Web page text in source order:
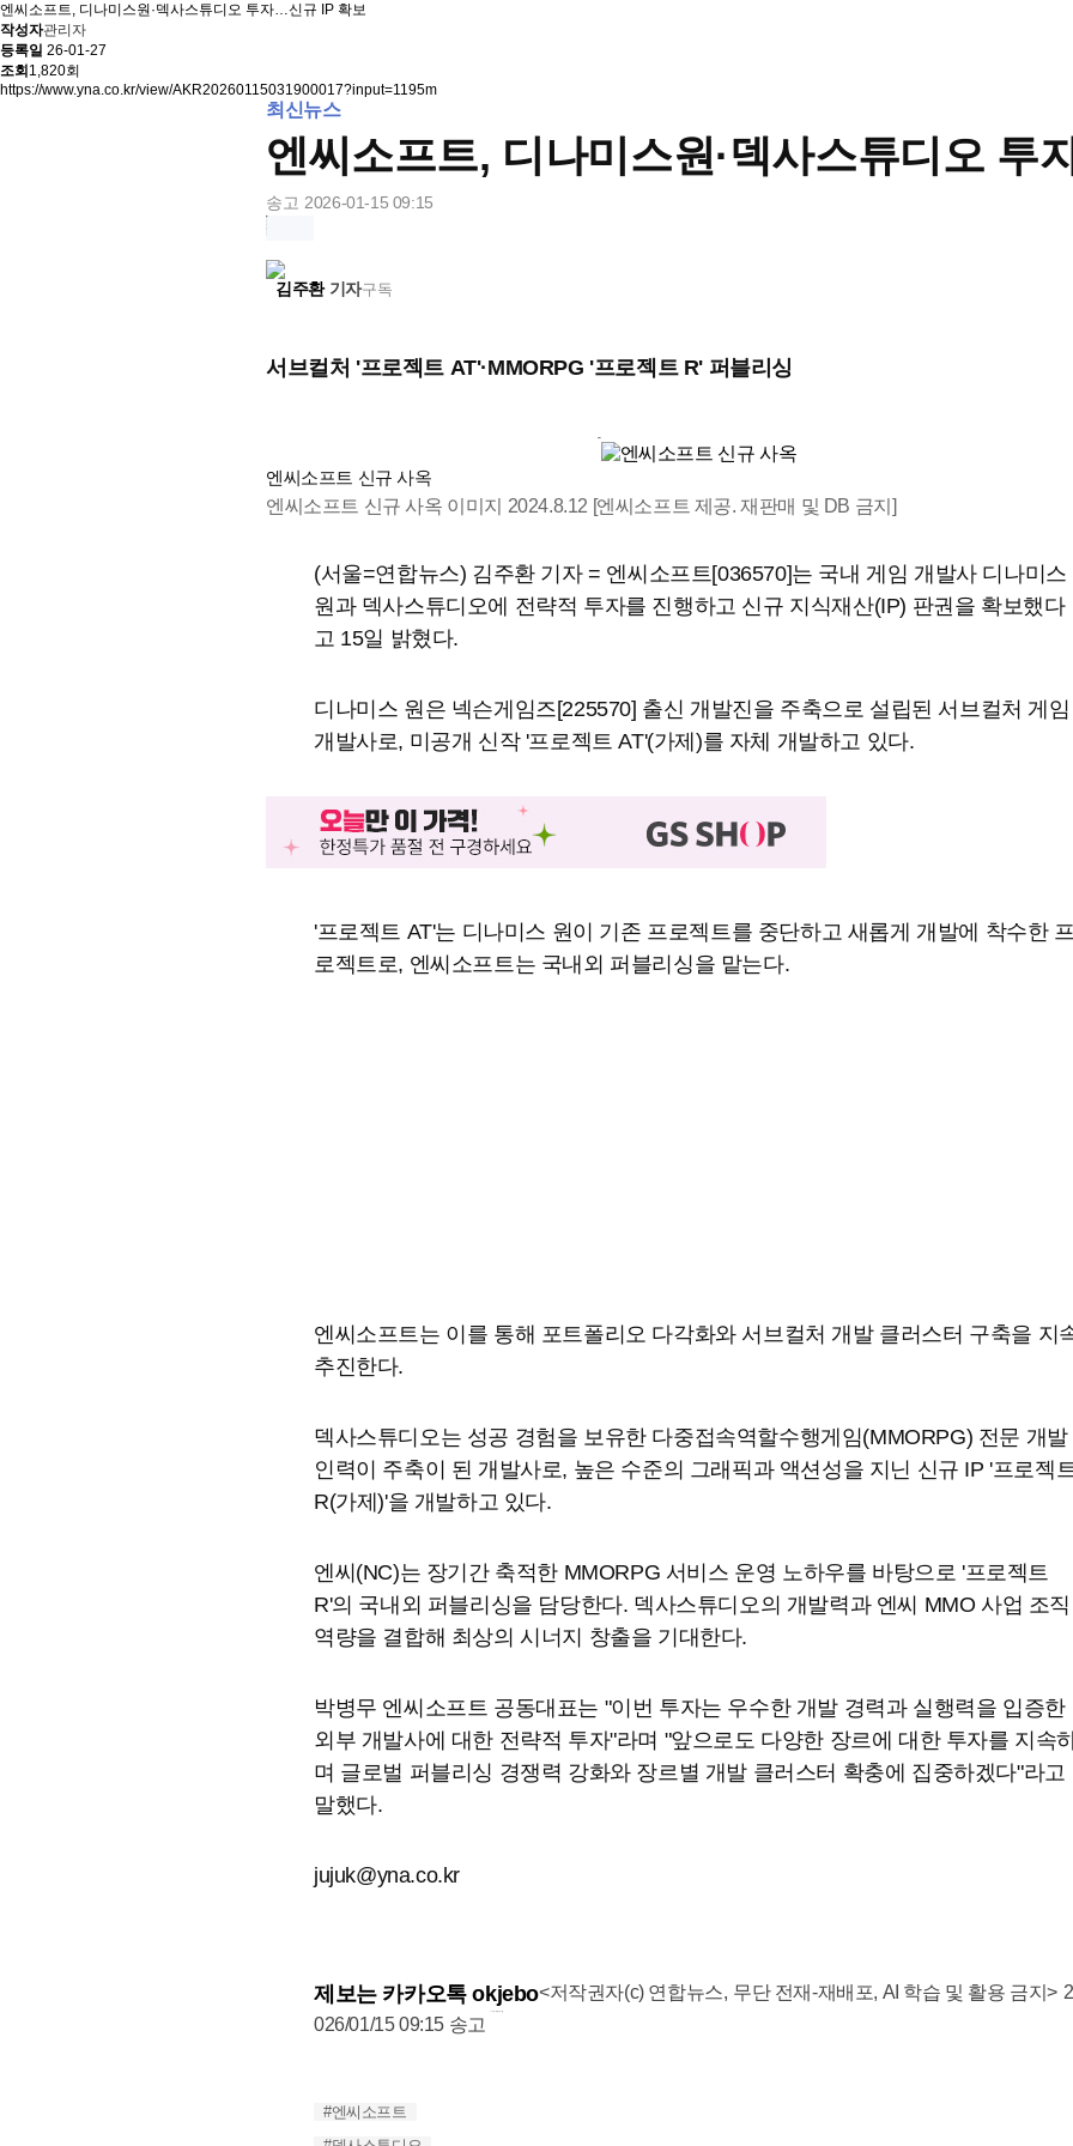
엔씨소프트, 디나미스원·덱사스튜디오 투자…신규 IP 확보
작성자관리자
등록일 26-01-27
조회 1,820회
https://www.yna.co.kr/view/AKR20260115031900017?input=1195m
최신뉴스
엔씨소프트, 디나미스원·덱사스튜디오 투
송고 2026-01-15 09:15
김주환 기자구독
서브컬처 '프로젝트 AT'·MMORPG '프로젝트 R' 퍼블리싱
엔씨소프트 신규 사옥
엔씨소프트 신규 사옥 이미지 2024.8.12 [엔씨소프트 제공. 재판매 및 DB 금지]
(서울=연합뉴스) 김주환 기자 = 엔씨소프트[036570]는 국내 게임 개발사 디나미스
원과 덱사스튜디오에 전략적 투자를 진행하고 신규 지식재산(IP) 판권을 확보했다
고 15일 밝혔다.
디나미스 원은 넥슨게임즈[225570] 출신 개발진을 주축으로 설립된 서브컬처 게임
개발사로, 미공개 신작 '프로젝트 AT'(가제)를 자체 개발하고 있다.
'프로젝트 AT'는 디나미스 원이 기존 프로젝트를 중단하고 새롭게 개발에 착수한
로젝트로, 엔씨소프트는 국내외 퍼블리싱을 맡는다.
엔씨소프트는 이를 통해 포트폴리오 다각화와 서브컬처 개발 클러스터 구축을 지
추진한다.
덱사스튜디오는 성공 경험을 보유한 다중접속역할수행게임(MMORPG) 전문 개발
인력이 주축이 된 개발사로, 높은 수준의 그래픽과 액션성을 지닌 신규 IP '프로젝
R(가제)'을 개발하고 있다.
엔씨(NC)는 장기간 축적한 MMORPG 서비스 운영 노하우를 바탕으로 '프로젝트
R'의 국내외 퍼블리싱을 담당한다. 덱사스튜디오의 개발력과 엔씨 MMO 사업 조직
역량을 결합해 최상의 시너지 창출을 기대한다.
박병무 엔씨소프트 공동대표는 "이번 투자는 우수한 개발 경력과 실행력을 입증한
외부 개발사에 대한 전략적 투자"라며 "앞으로도 다양한 장르에 대한 투자를 지속
며 글로벌 퍼블리싱 경쟁력 강화와 장르별 개발 클러스터 확충에 집중하겠다"라고
말했다.
jujuk@yna.co.kr
제보는 카카오톡 okjebo<저작권자(c) 연합뉴스, 무단 전재-재배포, AI 학습 및 활용 금지> 2
026/01/15 09:15 송고
#엔씨소프트